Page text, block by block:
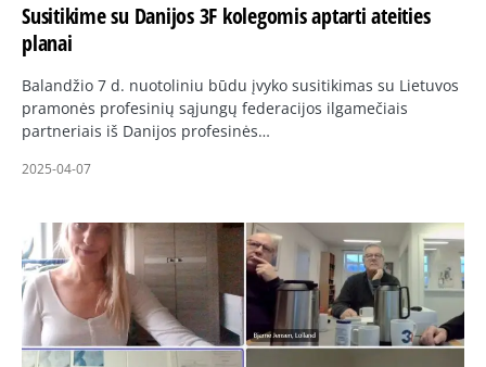
Susitikime su Danijos 3F kolegomis aptarti ateities
planai
Balandžio 7 d. nuotoliniu būdu įvyko susitikimas su Lietuvos
pramonės profesinių sąjungų federacijos ilgamečiais
partneriais iš Danijos profesinės…
2025-04-07